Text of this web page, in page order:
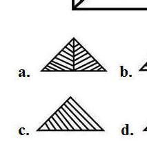
RRB NTPC (Tier-1) परीक्षा
ALP Psychological Tests
Mock Test for Junior
RRB Online Exams
GK Papers